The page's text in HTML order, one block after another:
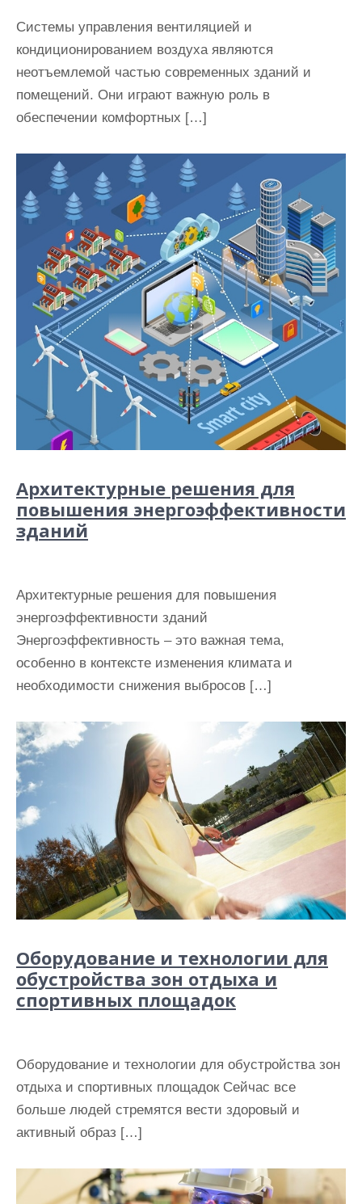
Системы управления вентиляцией и
кондиционированием воздуха являются
неотъемлемой частью современных зданий и
помещений. Они играют важную роль в
обеспечении комфортных […]
Архитектурные решения для
повышения энергоэффективности
зданий
Архитектурные решения для повышения
энергоэффективности зданий
Энергоэффективность – это важная тема,
особенно в контексте изменения климата и
необходимости снижения выбросов […]
Оборудование и технологии для
обустройства зон отдыха и
спортивных площадок
Оборудование и технологии для обустройства зон
отдыха и спортивных площадок Сейчас все
больше людей стремятся вести здоровый и
активный образ […]